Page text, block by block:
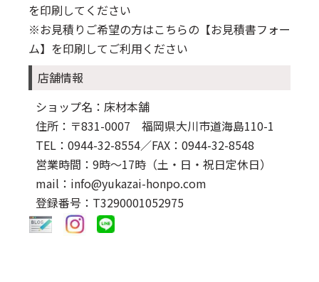
を印刷してください
※お見積りご希望の方はこちらの 【お見積書フォー
ム】 を印刷してご利用ください
店舗情報
ショップ名：床材本舗
住所：〒831-0007 福岡県大川市道海島110-1
TEL：0944-32-8554／FAX：0944-32-8548
営業時間：9時～17時（土・日・祝日定休日）
mail：info@yukazai-honpo.com
登録番号：T3290001052975